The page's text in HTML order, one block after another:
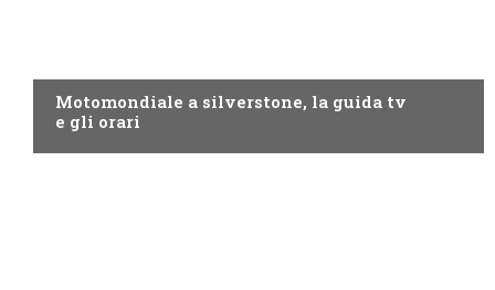
Motomondiale a silverstone, la guida tv
e gli orari